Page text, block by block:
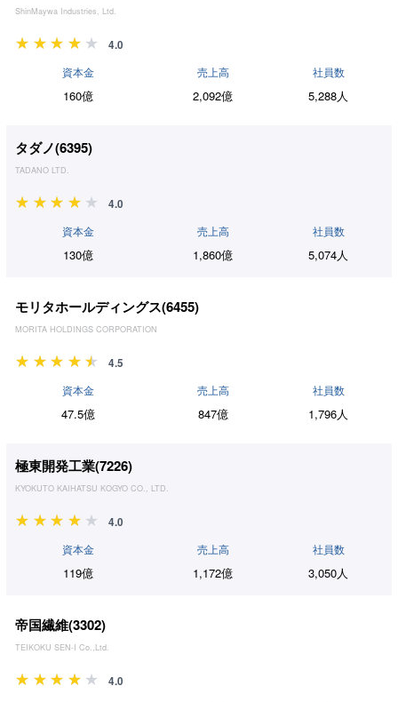
ShinMaywa Industries, Ltd.
4.0
資本金
160億
売上高
2,092億
社員数
5,288人
タダノ(6395)
TADANO LTD.
4.0
資本金
130億
売上高
1,860億
社員数
5,074人
モリタホールディングス(6455)
MORITA HOLDINGS CORPORATION
4.5
資本金
47.5億
売上高
847億
社員数
1,796人
極東開発工業(7226)
KYOKUTO KAIHATSU KOGYO CO., LTD.
4.0
資本金
119億
売上高
1,172億
社員数
3,050人
帝国繊維(3302)
TEIKOKU SEN-I Co.,Ltd.
4.0